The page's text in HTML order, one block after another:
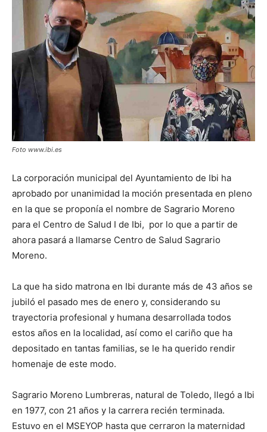
Foto www.ibi.es
La corporación municipal del Ayuntamiento de Ibi ha
aprobado por unanimidad la moción presentada en pleno
en la que se proponía el nombre de Sagrario Moreno
para el Centro de Salud I de Ibi, por lo que a partir de
ahora pasará a llamarse Centro de Salud Sagrario
Moreno.
La que ha sido matrona en Ibi durante más de 43 años se
jubiló el pasado mes de enero y, considerando su
trayectoria profesional y humana desarrollada todos
estos años en la localidad, así como el cariño que ha
depositado en tantas familias, se le ha querido rendir
homenaje de este modo.
Sagrario Moreno Lumbreras, natural de Toledo, llegó a Ibi
en 1977, con 21 años y la carrera recién terminada.
Estuvo en el MSEYOP hasta que cerraron la maternidad